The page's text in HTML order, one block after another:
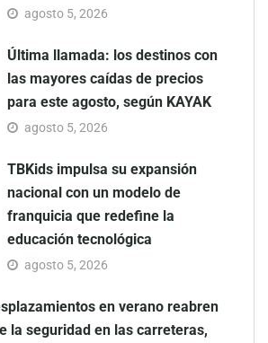
agosto 5, 2026
Última llamada: los destinos con
las mayores caídas de precios
para este agosto, según KAYAK
agosto 5, 2026
TBKids impulsa su expansión
nacional con un modelo de
franquicia que redefine la
educación tecnológica
agosto 5, 2026
en verano reabren
la seguridad en las carreteras,